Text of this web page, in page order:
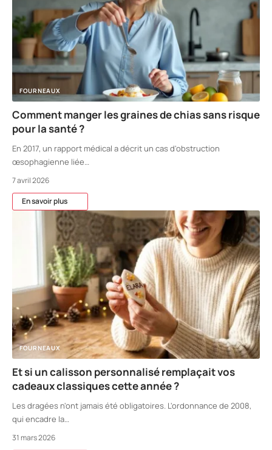
FOURNEAUX
Comment manger les graines de chias sans risque
pour la santé ?
En 2017, un rapport médical a décrit un cas d'obstruction
œsophagienne liée…
7 avril 2026
En savoir plus
FOURNEAUX
Et si un calisson personnalisé remplaçait vos
cadeaux classiques cette année ?
Les dragées n'ont jamais été obligatoires. L'ordonnance de 2008,
qui encadre la…
31 mars 2026